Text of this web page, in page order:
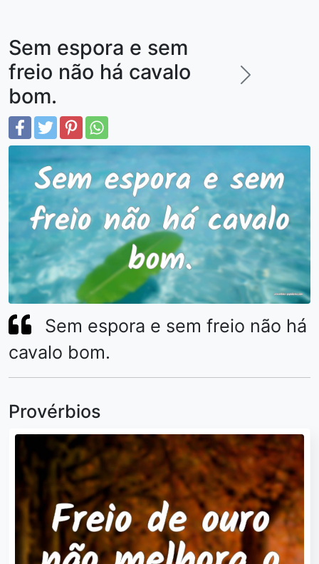
Sem espora e sem
freio não há cavalo
bom.
Sem espora e sem freio não há
cavalo bom.
Provérbios